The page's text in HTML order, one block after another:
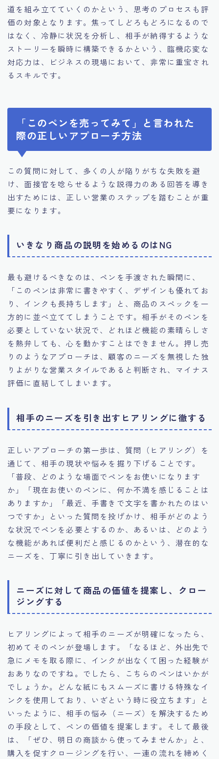
道を組み立てていくのかという、思考のプロセスも評
価の対象となります。焦ってしどろもどろになるので
はなく、冷静に状況を分析し、相手が納得するような
ストーリーを瞬時に構築できるかという、臨機応変な
対応力は、ビジネスの現場において、非常に重宝され
るスキルです。
「このペンを売ってみて」と言われた
際の正しいアプローチ方法
この質問に対して、多くの人が陥りがちな失敗を避
け、面接官を唸らせるような説得力のある回答を導き
出すためには、正しい営業のステップを踏むことが重
要になります。
いきなり商品の説明を始めるのはNG
最も避けるべきなのは、ペンを手渡された瞬間に、
「このペンは非常に書きやすく、デザインも優れてお
り、インクも長持ちします」と、商品のスペックを一
方的に並べ立ててしまうことです。相手がそのペンを
必要としていない状況で、どれほど機能の素晴らしさ
を熱弁しても、心を動かすことはできません。押し売
りのようなアプローチは、顧客のニーズを無視した独
りよがりな営業スタイルであると判断され、マイナス
評価に直結してしまいます。
相手のニーズを引き出すヒアリングに徹する
正しいアプローチの第一歩は、質問（ヒアリング）を
通じて、相手の現状や悩みを掘り下げることです。
「普段、どのような場面でペンをお使いになります
か」「現在お使いのペンに、何か不満を感じることは
ありますか」「最近、手書きで文字を書かれたのはい
つですか」といった質問を投げかけ、相手がどのよう
な状況でペンを必要とするのか、あるいは、どのよう
な機能があれば便利だと感じるのかという、潜在的な
ニーズを、丁寧に引き出していきます。
ニーズに対して商品の価値を提案し、クロー
ジングする
ヒアリングによって相手のニーズが明確になったら、
初めてそのペンが登場します。「なるほど、外出先で
急にメモを取る際に、インクが出なくて困った経験が
おありなのですね。でしたら、こちらのペンはいかが
でしょうか。どんな紙にもスムーズに書ける特殊なイ
ンクを使用しており、いざという時に役立ちます」と
いったように、相手の悩み（ニーズ）を解決するため
の手段として、ペンの価値を提案します。そして最後
は、「ぜひ、明日の商談から使ってみませんか」と、
購入を促すクロージングを行い、一連の流れを締めく